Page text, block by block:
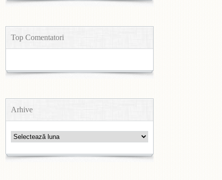
Top Comentatori
Arhive
Arhive